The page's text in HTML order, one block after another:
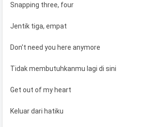
Snapping three, four
Jentik tiga, empat
Don't need you here anymore
Tidak membutuhkanmu lagi di sini
Get out of my heart
Keluar dari hatiku